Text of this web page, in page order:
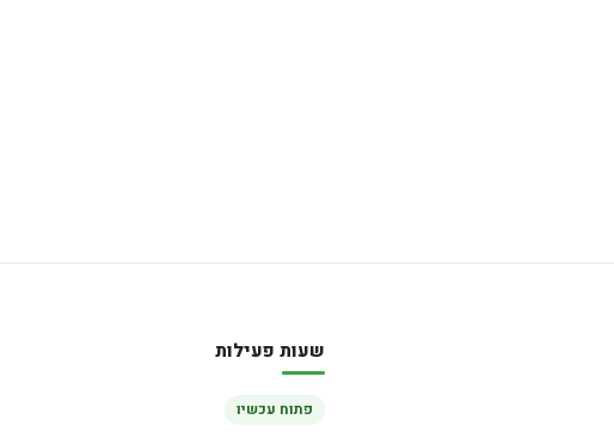
שעות פעילות
פתוח עכשיו